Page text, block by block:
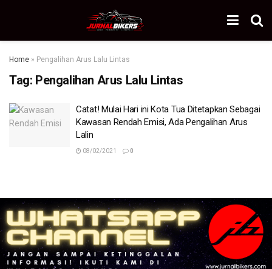
Home » Pengalihan Arus Lalu Lintas
Tag: Pengalihan Arus Lalu Lintas
Catat! Mulai Hari ini Kota Tua Ditetapkan Sebagai
Kawasan Rendah Emisi, Ada Pengalihan Arus
Lalin
08/02/2021 0